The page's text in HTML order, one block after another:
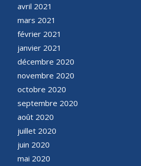
avril 2021
mars 2021
février 2021
janvier 2021
décembre 2020
novembre 2020
octobre 2020
septembre 2020
août 2020
juillet 2020
juin 2020
mai 2020